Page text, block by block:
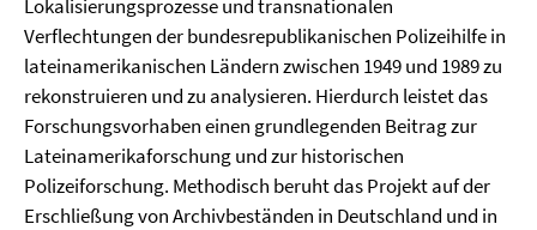
Lokalisierungsprozesse und transnationalen
Verflechtungen der bundesrepublikanischen Polizeihilfe in
lateinamerikanischen Ländern zwischen 1949 und 1989 zu
rekonstruieren und zu analysieren. Hierdurch leistet das
Forschungsvorhaben einen grundlegenden Beitrag zur
Lateinamerikaforschung und zur historischen
Polizeiforschung. Methodisch beruht das Projekt auf der
Erschließung von Archivbeständen in Deutschland und in